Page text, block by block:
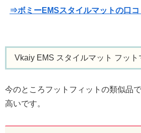
⇒ボミーEMSスタイルマットの口
Vkaiy EMS スタイルマット フット
今のところフットフィットの類似品
高いです。